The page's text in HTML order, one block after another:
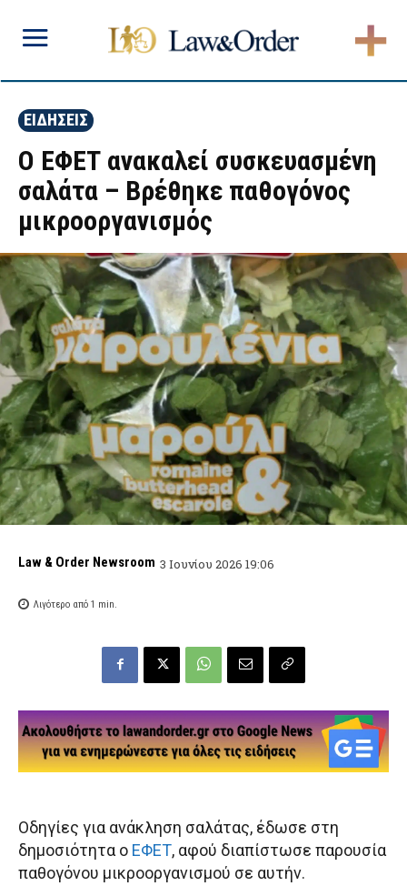
ΕΙΔΗΣΕΙΣ
Ο ΕΦΕΤ ανακαλεί συσκευασμένη
σαλάτα – Βρέθηκε παθογόνος
μικροοργανισμός
Law & Order Newsroom 3 Ιουνίου 2026 19:06
Λιγότερο από 1 min.
Οδηγίες για ανάκληση σαλάτας, έδωσε στη
δημοσιότητα ο ΕΦΕΤ, αφού διαπίστωσε παρουσία
παθογόνου μικροοργανισμού σε αυτήν.